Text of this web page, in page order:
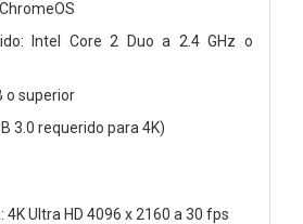
Intel Core 2 Duo a 2.4 GHz o
o superior
3.0 requerido para 4K)
4K Ultra HD 4096 x 2160 a 30 fps